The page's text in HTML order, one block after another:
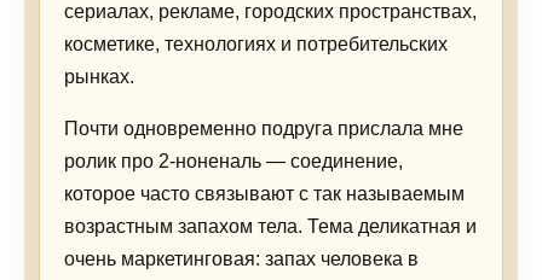
сериалах, рекламе, городских пространствах,
косметике, технологиях и потребительских
рынках.
Почти одновременно подруга прислала мне
ролик про 2-ноненаль — соединение,
которое часто связывают с так называемым
возрастным запахом тела. Тема деликатная и
очень маркетинговая: запах человека в